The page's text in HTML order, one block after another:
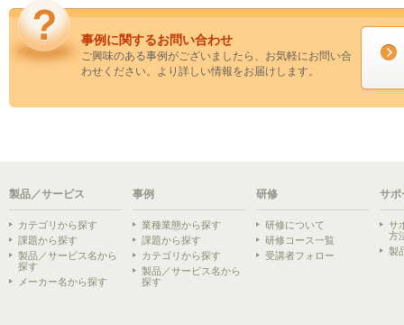
事例に関するお問い合わせ
ご興味のある事例がございましたら、お気軽にお問い合
わせください。より詳しい情報をお届けします。
製品／サービス
カテゴリから探す
課題から探す
製品／サービス名から
探す
メーカー名から探す
事例
業種業態から探す
課題から探す
カテゴリから探す
製品／サービス名から
探す
研修
研修について
研修コース一覧
受講者フォロー
サポ
サ
方
製